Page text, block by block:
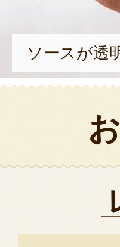
ソースが透